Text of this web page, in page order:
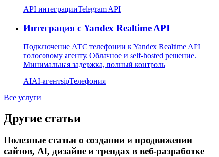
API интеграцииTelegram API
Интеграция с Yandex Realtime API
Подключение АТС телефонии к Yandex Realtime API
голосовому агенту. Облачное и self-hosted решение.
Минимальная задержка, полный контроль
AIAI-агентsipТелефония
Все услуги
Другие статьи
Полезные статьи о создании и продвижении
сайтов, AI, дизайне и трендах в веб-разработке